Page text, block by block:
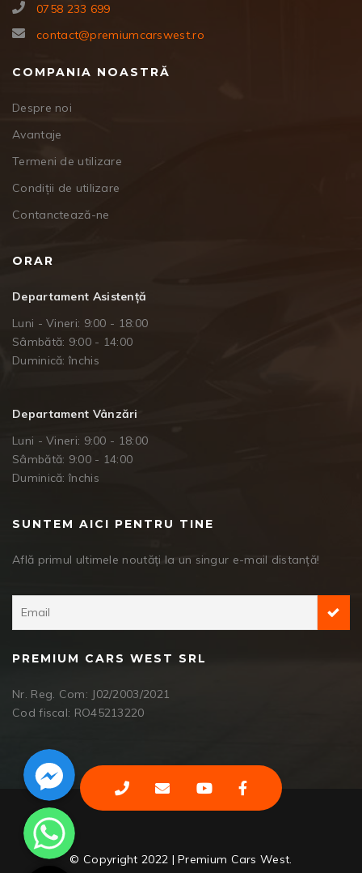
0758 233 699
contact@premiumcarswest.ro
COMPANIA NOASTRĂ
Despre noi
Avantaje
Termeni de utilizare
Condiții de utilizare
Contanctează-ne
ORAR
Departament Asistență
Luni - Vineri: 9:00 - 18:00
Sâmbătă: 9:00 - 14:00
Duminică: închis
Departament Vânzări
Luni - Vineri: 9:00 - 18:00
Sâmbătă: 9:00 - 14:00
Duminică: închis
SUNTEM AICI PENTRU TINE
Află primul ultimele noutăți la un singur e-mail distanță!
PREMIUM CARS WEST SRL
Nr. Reg. Com: J02/2003/2021
Cod fiscal: RO45213220
© Copyright 2022 | Premium Cars West.
Facebook Messenger
WhatsApp